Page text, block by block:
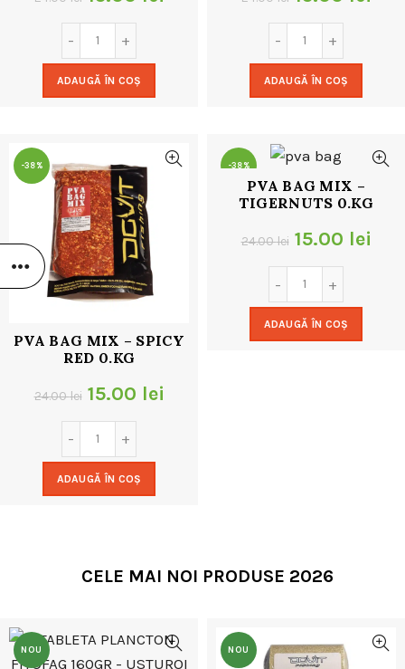
inițial
a
fost:
ADAUGĂ ÎN COȘ
inițial
a
fost:
ADAUGĂ ÎN COȘ
-38%
PVA BAG MIX – SPICY
RED 0.KG
24.00lei Prețul
inițial
a
fost:
15.00 lei
ADAUGĂ ÎN COȘ
-38%
PVA BAG MIX –
TIGERNUTS 0.KG
24.00lei Prețul
inițial
a
fost:
15.00 lei
ADAUGĂ ÎN COȘ
CELE MAI NOI PRODUSE 2026
NOU NOU